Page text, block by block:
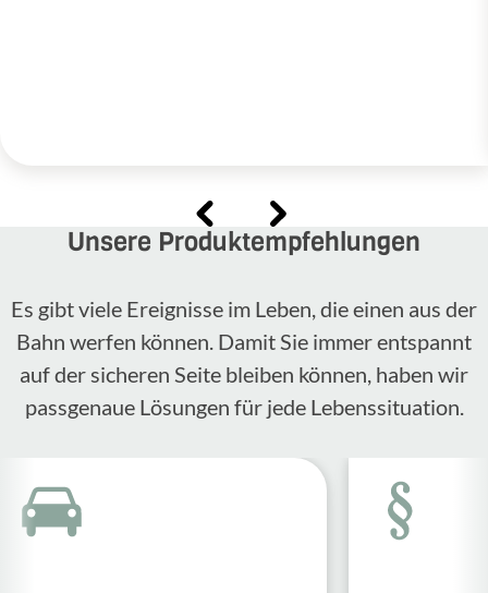
Unsere Produktempfehlungen
Es gibt viele Ereignisse im Leben, die einen aus der
Bahn werfen können. Damit Sie immer entspannt
auf der sicheren Seite bleiben können, haben wir
passgenaue Lösungen für jede Lebenssituation.